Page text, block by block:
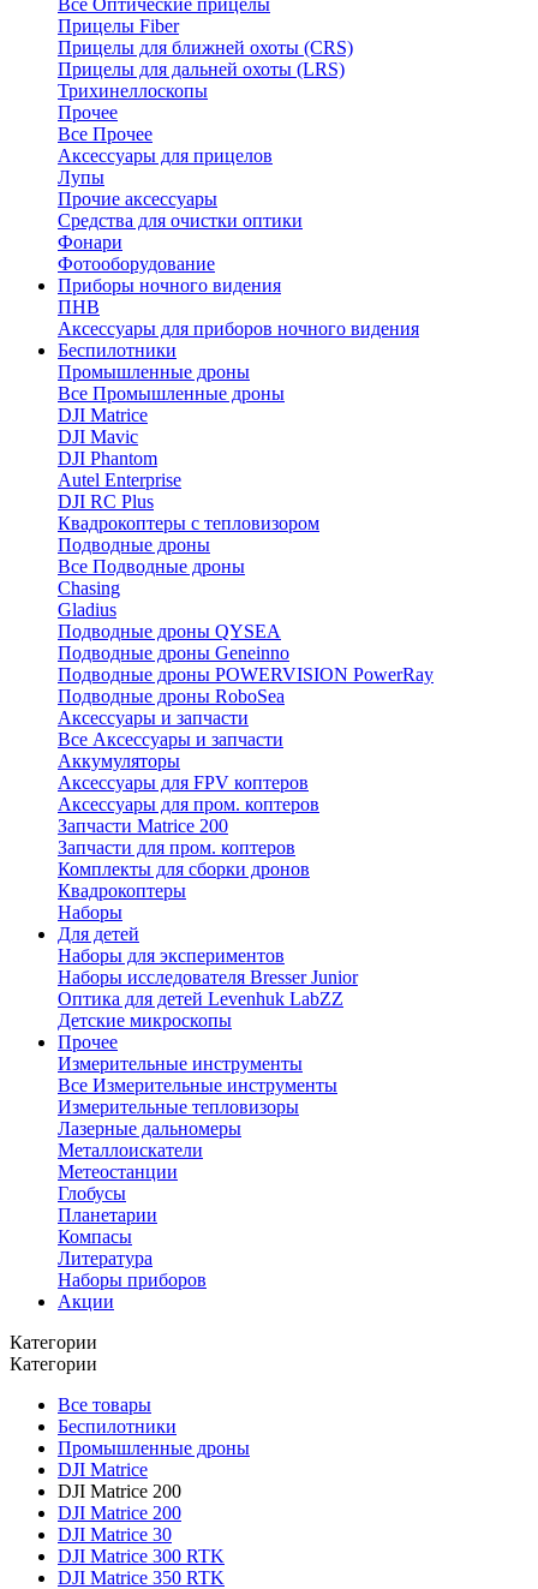
Все Оптические прицелы
Прицелы Fiber
Прицелы для ближней охоты (CRS)
Прицелы для дальней охоты (LRS)
Трихинеллоскопы
Прочее
Все Прочее
Аксессуары для прицелов
Лупы
Прочие аксессуары
Средства для очистки оптики
Фонари
Фотооборудование
Приборы ночного видения
ПНВ
Аксессуары для приборов ночного видения
Беспилотники
Промышленные дроны
Все Промышленные дроны
DJI Matrice
DJI Mavic
DJI Phantom
Autel Enterprise
DJI RC Plus
Квадрокоптеры с тепловизором
Подводные дроны
Все Подводные дроны
Chasing
Gladius
Подводные дроны QYSEA
Подводные дроны Geneinno
Подводные дроны POWERVISION PowerRay
Подводные дроны RoboSea
Аксессуары и запчасти
Все Аксессуары и запчасти
Аккумуляторы
Аксессуары для FPV коптеров
Аксессуары для пром. коптеров
Запчасти Matrice 200
Запчасти для пром. коптеров
Комплекты для сборки дронов
Квадрокоптеры
Наборы
Для детей
Наборы для экспериментов
Наборы исследователя Bresser Junior
Оптика для детей Levenhuk LabZZ
Детские микроскопы
Прочее
Измерительные инструменты
Все Измерительные инструменты
Измерительные тепловизоры
Лазерные дальномеры
Металлоискатели
Метеостанции
Глобусы
Планетарии
Компасы
Литература
Наборы приборов
Акции
Категории
Категории
Все товары
Беспилотники
Промышленные дроны
DJI Matrice
DJI Matrice 200
DJI Matrice 200
DJI Matrice 30
DJI Matrice 300 RTK
DJI Matrice 350 RTK